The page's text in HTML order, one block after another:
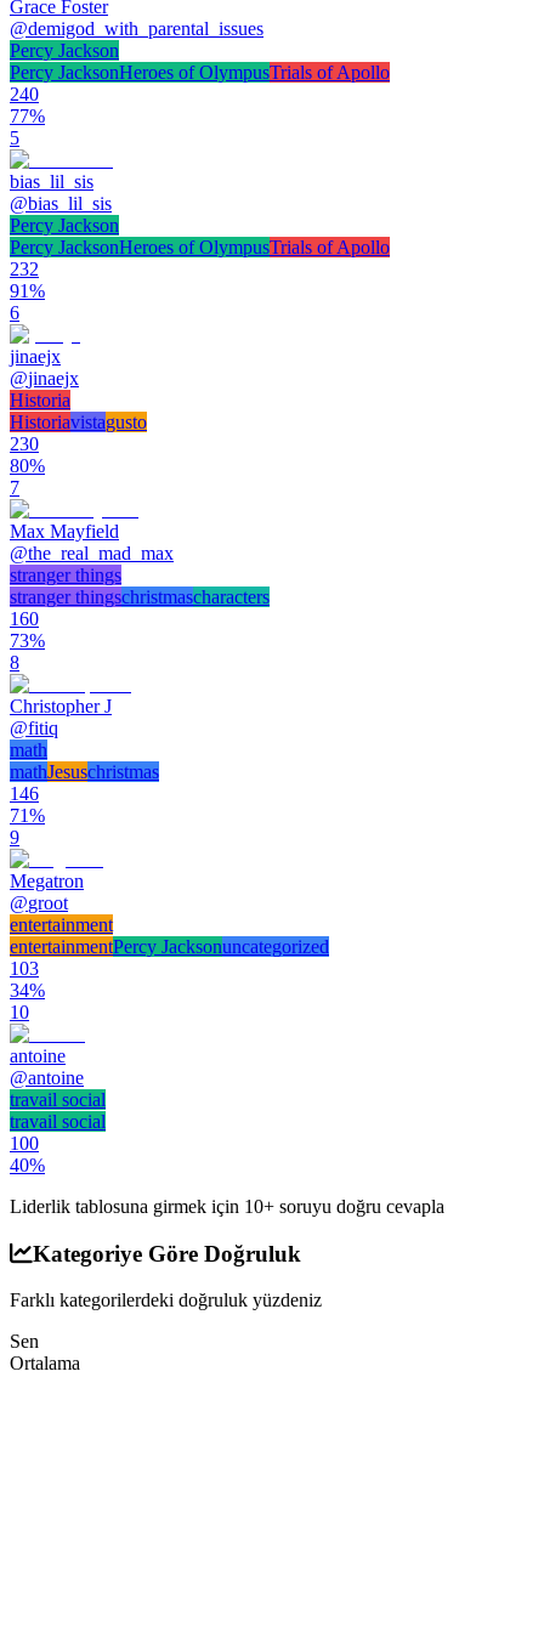
Grace Foster
@demigod_with_parental_issues
Percy Jackson
Percy JacksonHeroes of OlympusTrials of Apollo
240
77%
5
bias_lil_sis
@bias_lil_sis
Percy Jackson
Percy JacksonHeroes of OlympusTrials of Apollo
232
91%
6
jinaejx
@jinaejx
Historia
Historiavistagusto
230
80%
7
Max Mayfield
@the_real_mad_max
stranger things
stranger thingschristmascharacters
160
73%
8
Christopher J
@fitiq
math
mathJesuschristmas
146
71%
9
Megatron
@groot
entertainment
entertainmentPercy Jacksonuncategorized
103
34%
10
antoine
@antoine
travail social
travail social
100
40%
Liderlik tablosuna girmek için 10+ soruyu doğru cevapla
Kategoriye Göre Doğruluk
Farklı kategorilerdeki doğruluk yüzdeniz
Sen
Ortalama